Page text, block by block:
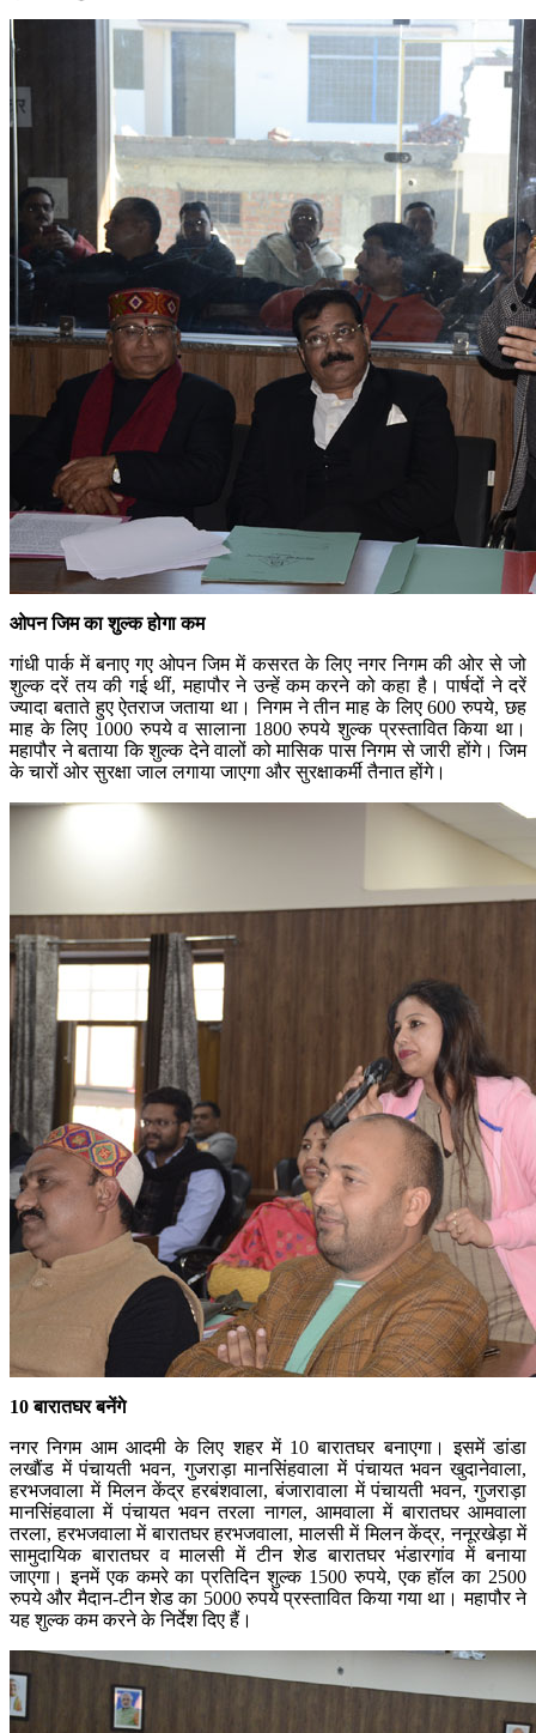
ओपन जिम का शुल्क होगा कम
गांधी पार्क में बनाए गए ओपन जिम में कसरत के लिए नगर निगम की ओर से जो
शुल्क दरें तय की गई थीं, महापौर ने उन्हें कम करने को कहा है। पार्षदों ने दरें
ज्यादा बताते हुए ऐतराज जताया था। निगम ने तीन माह के लिए 600 रुपये, छह
माह के लिए 1000 रुपये व सालाना 1800 रुपये शुल्क प्रस्तावित किया था।
महापौर ने बताया कि शुल्क देने वालों को मासिक पास निगम से जारी होंगे। जिम
के चारों ओर सुरक्षा जाल लगाया जाएगा और सुरक्षाकर्मी तैनात होंगे।
10 बारातघर बनेंगे
नगर निगम आम आदमी के लिए शहर में 10 बारातघर बनाएगा। इसमें डांडा
लखौंड में पंचायती भवन, गुजराड़ा मानसिंहवाला में पंचायत भवन खुदानेवाला,
हरभजवाला में मिलन केंद्र हरबंशवाला, बंजारावाला में पंचायती भवन, गुजराड़ा
मानसिंहवाला में पंचायत भवन तरला नागल, आमवाला में बारातघर आमवाला
तरला, हरभजवाला में बारातघर हरभजवाला, मालसी में मिलन केंद्र, ननूरखेड़ा में
सामुदायिक बारातघर व मालसी में टीन शेड बारातघर भंडारगांव में बनाया
जाएगा। इनमें एक कमरे का प्रतिदिन शुल्क 1500 रुपये, एक हॉल का 2500
रुपये और मैदान-टीन शेड का 5000 रुपये प्रस्तावित किया गया था। महापौर ने
यह शुल्क कम करने के निर्देश दिए हैं।